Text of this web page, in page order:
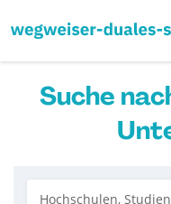
Suche